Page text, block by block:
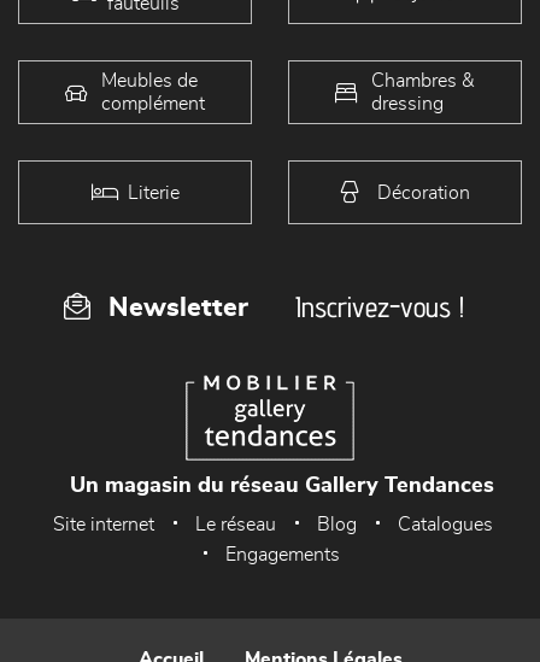
Meubles de
complément
Chambres &
dressing
Literie Décoration
Newsletter Inscrivez-vous !
Un magasin du réseau Gallery Tendances
Site internet Le réseau Blog
Catalogues
Engagements